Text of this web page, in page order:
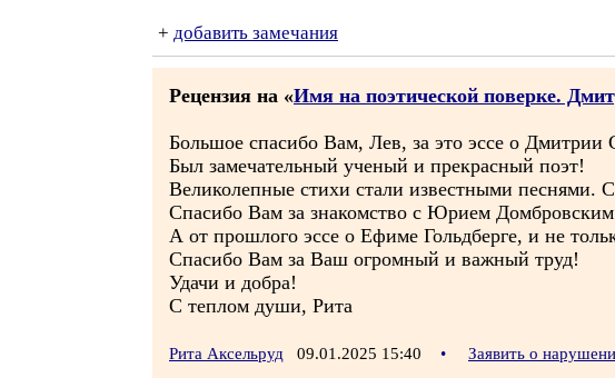
+ добавить замечания
Рецензия на «Имя на поэтической поверке.
Большое спасибо Вам, Лев, за это эссе о Дмитрии
Был замечательный ученый и прекрасный поэт!
Великолепные стихи стали известными песнями.
Спасибо Вам за знакомство с Юрием
А от прошлого эссе о Ефиме Гольдберге, и не
Спасибо Вам за Ваш огромный и важный труд!
Удачи и добра!
С теплом души, Рита
Рита Аксельруд 09.01.2025 15:40 • Заявить о